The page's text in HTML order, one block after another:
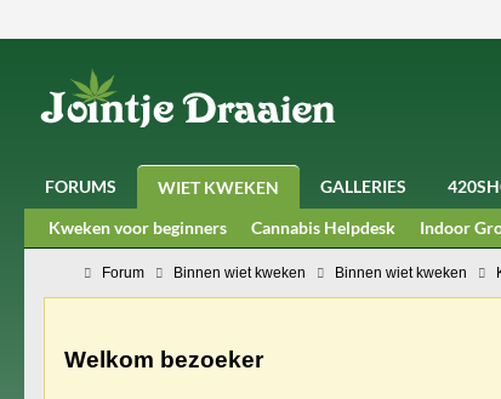
FORUMS WIET KWEKEN GALLERIES
Kweken voor beginners
Cannabis Helpdesk Indoor
Forum Binnen wiet kweken Binnen wiet kweken
Welkom bezoeker